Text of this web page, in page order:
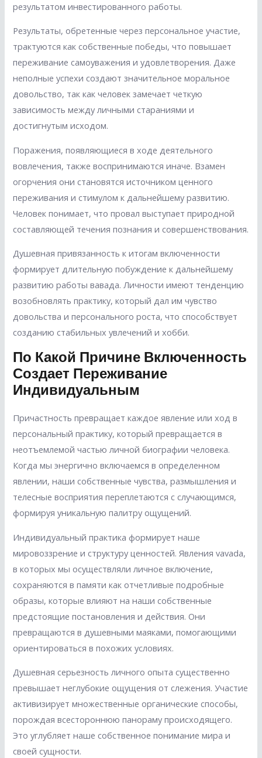
результатом инвестированного работы.
Результаты, обретенные через персональное участие,
трактуются как собственные победы, что повышает
переживание самоуважения и удовлетворения. Даже
неполные успехи создают значительное моральное
довольство, так как человек замечает четкую
зависимость между личными стараниями и
достигнутым исходом.
Поражения, появляющиеся в ходе деятельного
вовлечения, также воспринимаются иначе. Взамен
огорчения они становятся источником ценного
переживания и стимулом к дальнейшему развитию.
Человек понимает, что провал выступает природной
составляющей течения познания и совершенствования.
Душевная привязанность к итогам включенности
формирует длительную побуждение к дальнейшему
развитию работы вавада. Личности имеют тенденцию
возобновлять практику, который дал им чувство
довольства и персонального роста, что способствует
созданию стабильных увлечений и хобби.
По Какой Причине Включенность
Создает Переживание
Индивидуальным
Причастность превращает каждое явление или ход в
персональный практику, который превращается в
неотъемлемой частью личной биографии человека.
Когда мы энергично включаемся в определенном
явлении, наши собственные чувства, размышления и
телесные восприятия переплетаются с случающимся,
формируя уникальную палитру ощущений.
Индивидуальный практика формирует наше
мировоззрение и структуру ценностей. Явления vavada,
в которых мы осуществляли личное включение,
сохраняются в памяти как отчетливые подробные
образы, которые влияют на наши собственные
предстоящие постановления и действия. Они
превращаются в душевными маяками, помогающими
ориентироваться в похожих условиях.
Душевная серьезность личного опыта существенно
превышает неглубокие ощущения от слежения. Участие
активизирует множественные органические способы,
порождая всестороннюю панораму происходящего.
Это углубляет наше собственное понимание мира и
своей сущности.